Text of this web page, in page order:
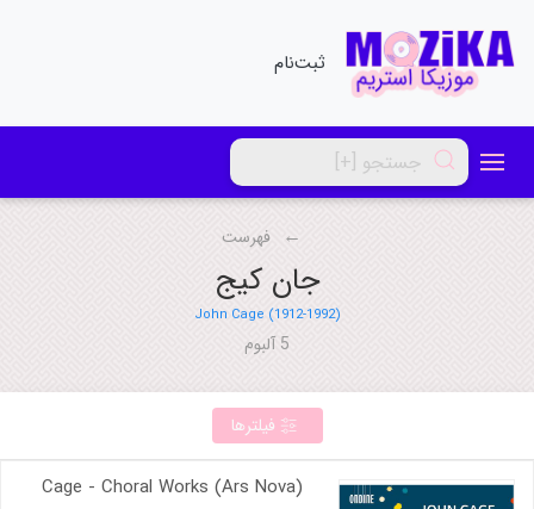
ثبت‌نام
فهرست
جان کیج
John Cage (1912-1992)
فیلترها
Cage - Choral Works (Ars Nova)